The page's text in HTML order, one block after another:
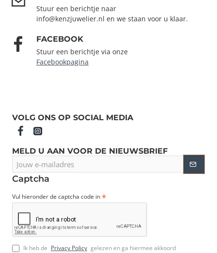
Stuur een berichtje naar
info@kenzjuwelier.nl en we staan voor u klaar.
FACEBOOK
Stuur een berichtje via onze
Facebookpagina
VOLG ONS OP SOCIAL MEDIA
MELD U AAN VOOR DE NIEUWSBRIEF
e-
mailadres
Captcha
Vul hieronder de captcha code in
Ik heb de Privacy Policy gelezen en ga hiermee akkoord